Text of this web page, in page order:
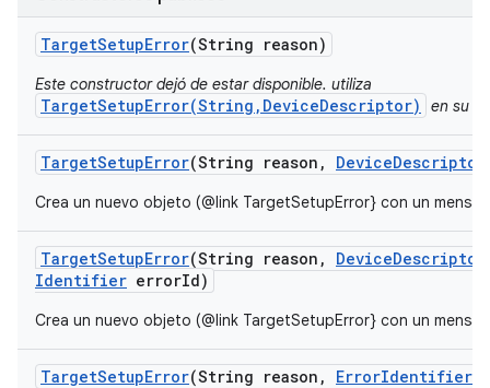
TargetSetupError(String reason)
Este constructor dejó de estar disponible. utiliza
TargetSetupError(String,DeviceDescriptor) en su
TargetSetupError(String reason , DeviceDescriptor
Crea un nuevo objeto (@link TargetSetupError} con un
TargetSetupError(String reason , DeviceDescriptor
Identifier errorId)
Crea un nuevo objeto (@link TargetSetupError} con un
TargetSetupError(String reason , ErrorIdentifier